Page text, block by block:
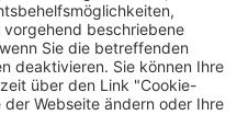
1 €